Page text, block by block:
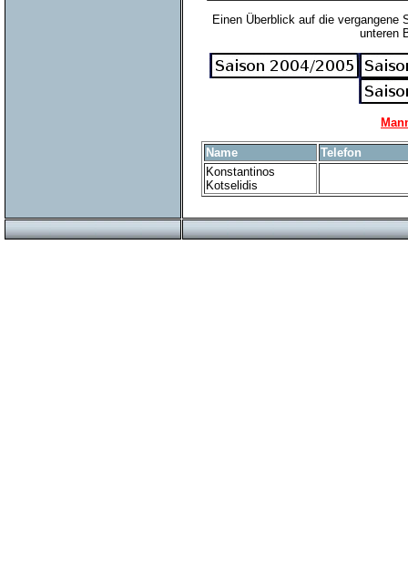
Einen Überblick auf die
unteren
Name
Telefon
Konstantinos
Kotselidis